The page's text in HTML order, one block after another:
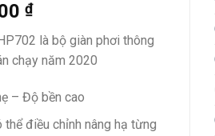
₫
là bộ giàn phơi thông
chạy năm 2020
– Độ bền cao
điều chỉnh nâng hạ từng